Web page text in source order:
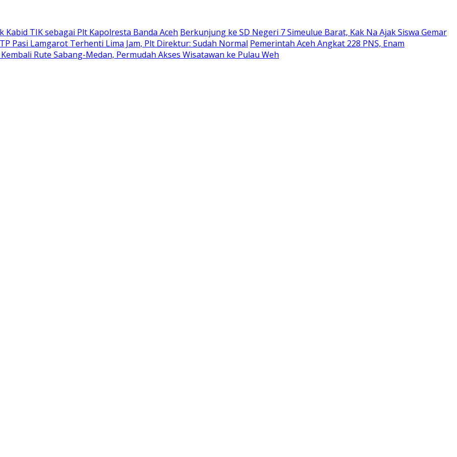
TIK sebagai Plt Kapolresta Banda Aceh Berkunjung ke SD Negeri 7 Simeulue Barat, Kak Na Ajak Siswa Gemar
Pasi Lamgarot Terhenti Lima Jam, Plt Direktur: Sudah Normal Pemerintah Aceh Angkat 228 PNS, Enam
Rute Sabang-Medan, Permudah Akses Wisatawan ke Pulau Weh